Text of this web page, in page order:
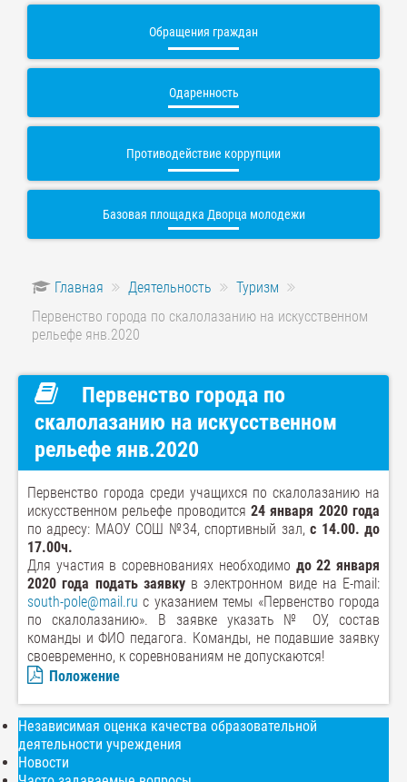
Обращения граждан
Одаренность
Противодействие коррупции
Базовая площадка Дворца молодежи
Главная Деятельность
Туризм
Первенство города по скалолазанию на искусственном
рельефе янв.2020
Первенство города по
скалолазанию на искусственном
рельефе янв.2020
Первенство города среди учащихся по скалолазанию на
искусственном рельефе проводится 24 января 2020 года
по адресу: МАОУ СОШ №34, спортивный зал, с 14.00. до
17.00ч.
Для участия в соревнованиях необходимо до 22 января
2020 года подать заявкув электронном виде на E-mail:
south-pole@mail.ru с указанием темы «Первенство города
по скалолазанию». В заявке указать № ОУ, состав
команды и ФИО педагога. Команды, не подавшие заявку
своевременно, к соревнованиям не допускаются!
Положение
Независимая оценка качества образовательной
деятельности учреждения
Новости